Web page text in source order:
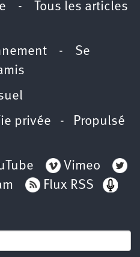
- Tous les articles
- Se
privée - Propulsé
Vimeo
Flux RSS